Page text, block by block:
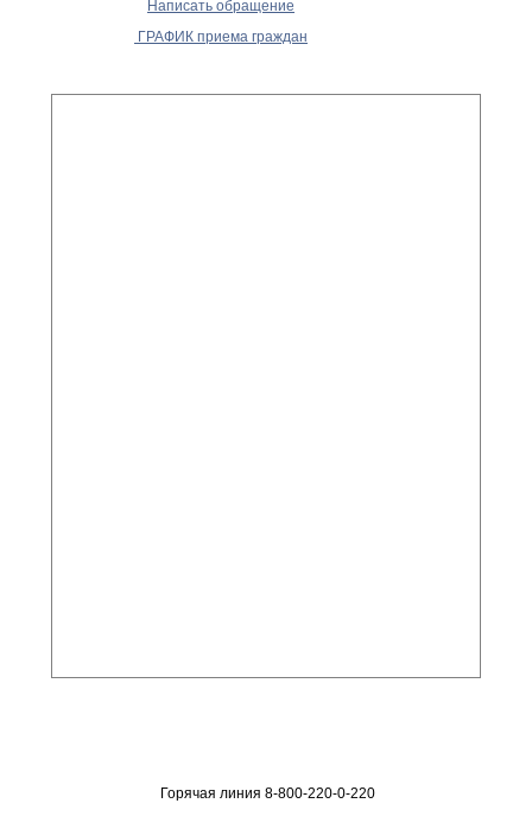
Написать обращение
ГРАФИК приема граждан
Горячая линия 8-800-220-0-220